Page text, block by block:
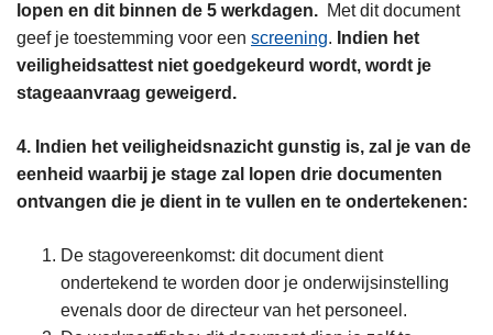
lopen en dit binnen de 5 werkdagen. Met dit document
geef je toestemming voor een screening. Indien het
veiligheidsattest niet goedgekeurd wordt, wordt je
stageaanvraag geweigerd.
4. Indien het veiligheidsnazicht gunstig is, zal je van de
eenheid waarbij je stage zal lopen drie documenten
ontvangen die je dient in te vullen en te ondertekenen:
De stagovereenkomst: dit document dient
ondertekend te worden door je onderwijsinstelling
evenals door de directeur van het personeel.